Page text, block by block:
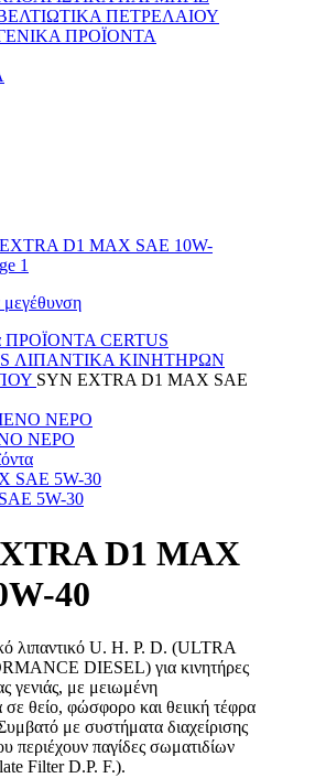
ΠΕΤΡΕΛΑΙΟΥ
ΠΡΟΪΟΝΤΑ
μεγέθυνση
ΠΡΟΪΟΝΤΑ CERTUS
ΛΙΠΑΝΤΙΚΑ ΚΙΝΗΤΗΡΩΝ
SYN EXTRA D1 MAX SAE
ΝΕΡΟ
5W-30
D1 MAX
40
λιπαντικό U. H. P. D. (ULTRA
DIESEL) για κινητήρες
γενιάς, με μειωμένη
σε θείο, φώσφορο και θειική τέφρα
με συστήματα διαχείρισης
περιέχουν παγίδες σωματιδίων
Filter D.P. F.).